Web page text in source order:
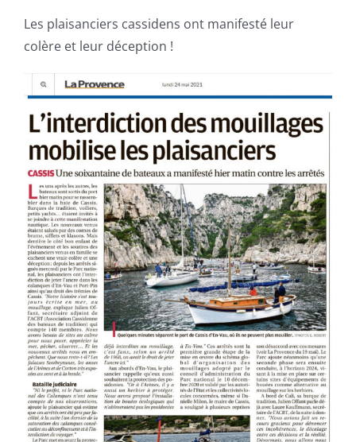
Les plaisanciers cassidens ont manifesté leur
colère et leur déception !